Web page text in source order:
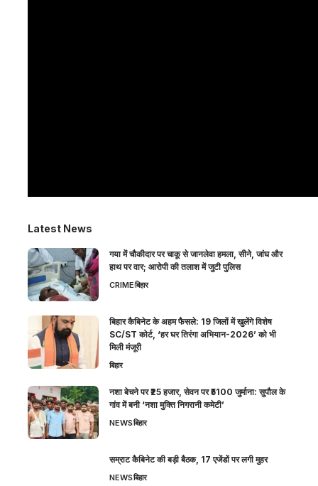
Latest News
गया में चौकीदार पर चाकू से जानलेवा हमला, सीने, जांघ और
हाथ पर वार; आरोपी की तलाश में जुटी पुलिस
CRIMEबिहार
बिहार कैबिनेट के अहम फैसले: 19 जिलों में खुलेंगे विशेष
SC/ST कोर्ट, ‘हर घर तिरंगा अभियान-2026’ को भी
मिली मंजूरी
बिहार
नशा बेचने पर ₹25 हजार, सेवन पर ₹5100 जुर्माना: सुपौल के
गांव में बनी ‘नशा मुक्ति निगरानी कमेटी’
NEWSबिहार
सम्राट कैबिनेट की बड़ी बैठक, 17 एजेंडों पर लगी मुहर
NEWSबिहार